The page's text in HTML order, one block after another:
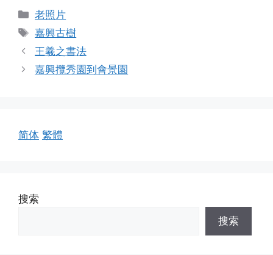
分
类
老照片
标
签
嘉興古樹
王羲之書法
嘉興攬秀園到會景園
简体 繁體
搜索
搜索